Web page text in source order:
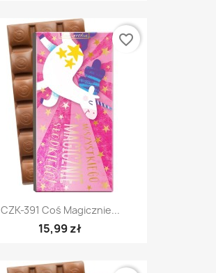
CZK-391 Coś Magicznie...
15,99 zł
favorite_border